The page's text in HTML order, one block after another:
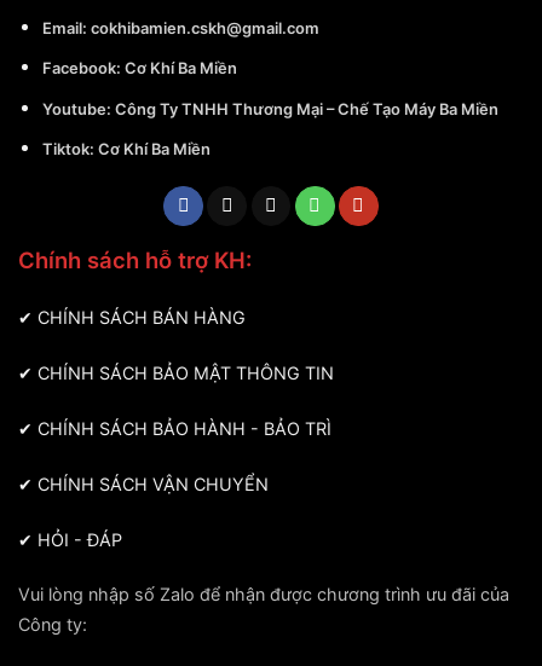
Email: cokhibamien.cskh@gmail.com
Facebook: Cơ Khí Ba Miền
Youtube: Công Ty TNHH Thương Mại – Chế Tạo Máy Ba Miền
Tiktok: Cơ Khí Ba Miền
Chính sách hỗ trợ KH:
✔ CHÍNH SÁCH BÁN HÀNG
✔ CHÍNH SÁCH BẢO MẬT THÔNG TIN
✔ CHÍNH SÁCH BẢO HÀNH - BẢO TRÌ
✔ CHÍNH SÁCH VẬN CHUYỂN
✔ HỎI - ĐÁP
Vui lòng nhập số Zalo để nhận được chương trình ưu đãi của
Công ty: